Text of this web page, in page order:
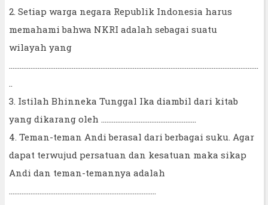
2. Setiap warga negara Republik Indonesia harus
memahami bahwa NKRI adalah sebagai suatu
wilayah yang
3. Istilah Bhinneka Tunggal Ika diambil dari kitab
yang dikarang oleh .....................................................
4. Teman-teman Andi berasal dari berbagai suku. Agar
dapat terwujud persatuan dan kesatuan maka sikap
Andi dan teman-temannya adalah